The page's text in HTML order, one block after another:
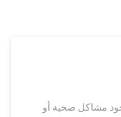
مشاكل صحية أو